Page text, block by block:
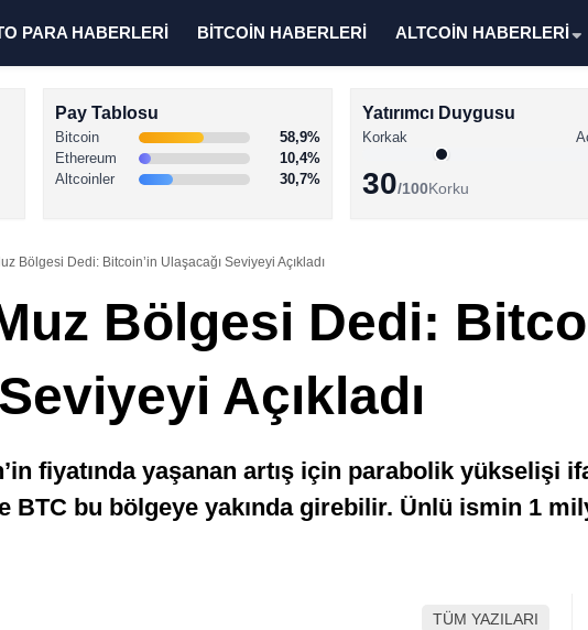
PARA HABERLERİ BİTCOİN HABERLERİ ALTCOİN HABERLERİ
Pay Tablosu
Bitcoin
58,9%
Ethereum
10,4%
Altcoinler
30,7%
Yatırımcı Duygusu
Korkak
30/100Korku
Bölgesi Dedi: Bitcoin’in Ulaşacağı Seviyeyi Açıkladı
Bölgesi Dedi:
Açıkladı
fiyatında yaşanan artış için parabolik yükselişi
BTC bu bölgeye yakında girebilir. Ünlü ismin 1
TÜM YAZILARI